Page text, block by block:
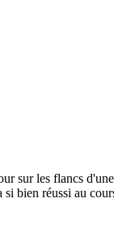
sur les flancs
bien réussi au